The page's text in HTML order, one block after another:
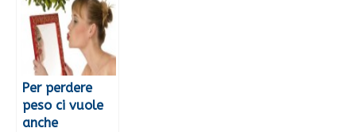
Per perdere
peso ci vuole
anche